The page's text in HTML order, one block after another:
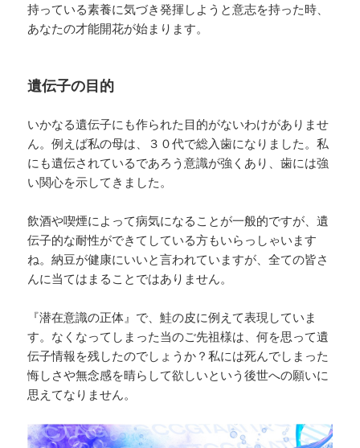
持っている素養に気づき発揮しようと意志を持った時、
あなたの才能開花が始まります。
遺伝子の目的
いかなる遺伝子にも作られた目的がないわけがありませ
ん。例えば私の母は、３０代で総入歯になりました。私
にも遺伝されているであろう意識が強くあり、歯には強
い関心を示してきました。
飲酒や喫煙によって病気になることが一般的ですが、遺
伝子的な耐性ができてしている方もいらっしゃいます
ね。納豆が健康にいいと言われていますが、全ての皆さ
んに当てはまることではありません。
『潜在意識の正体』で、鮭の皮に例えて表現していま
す。なくなってしまった当のご先祖様は、何を思って遺
伝子情報を残したのでしょうか？私には死んでしまった
悔しさや無念感を晴らして欲しいという後世への願いに
思えてなりません。